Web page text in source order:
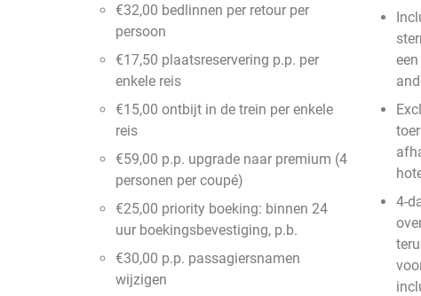
€32,00 bedlinnen per retour per
persoon
€17,50 plaatsreservering p.p. per
enkele reis
€15,00 ontbijt in de trein per enkele
reis
€59,00 p.p. upgrade naar premium (4
personen per coupé)
€25,00 priority boeking: binnen 24
uur boekingsbevestiging, p.b.
€30,00 p.p. passagiersnamen
wijzigen
4-